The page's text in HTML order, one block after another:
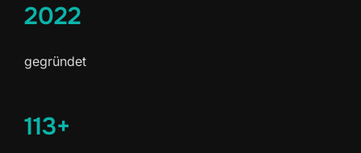
2022
gegründet
113+